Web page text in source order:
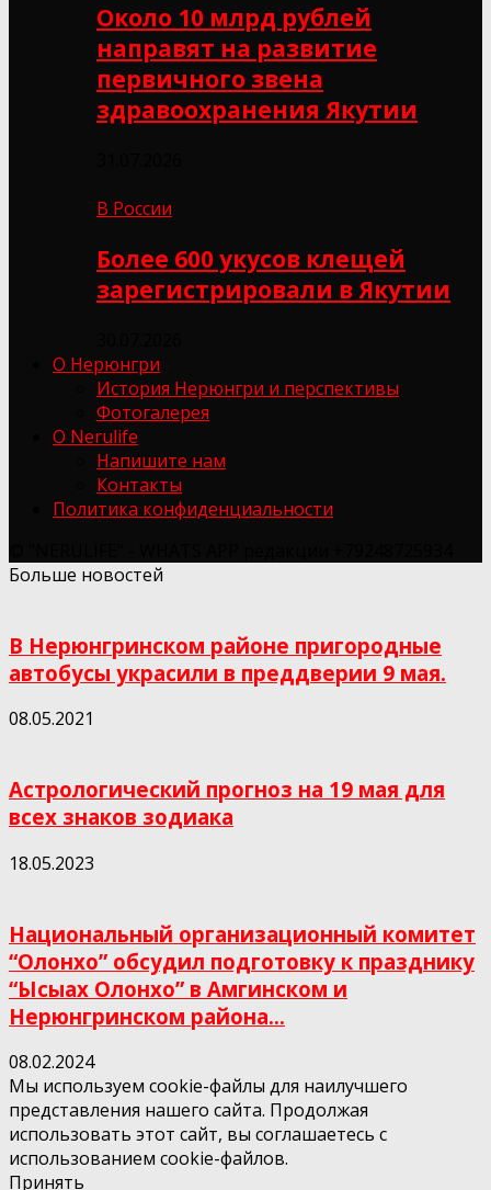
Около 10 млрд рублей
направят на развитие
первичного звена
здравоохранения Якутии
В России
Более 600 укусов клещей
зарегистрировали в Якутии
О Нерюнгри
История Нерюнгри и перспективы
Фотогалерея
О Nerulife
Напишите нам
Контакты
Политика конфиденциальности
Больше новостей
В Нерюнгринском районе пригородные
автобусы украсили в преддверии 9 мая.
08.05.2021
Астрологический прогноз на 19 мая для
всех знаков зодиака
18.05.2023
Национальный организационный комитет
“Олонхо” обсудил подготовку к празднику
“Ысыах Олонхо” в Амгинском и
Нерюнгринском района...
08.02.2024
Мы используем cookie-файлы для наилучшего
представления нашего сайта. Продолжая
использовать этот сайт, вы соглашаетесь с
использованием cookie-файлов.
Принять